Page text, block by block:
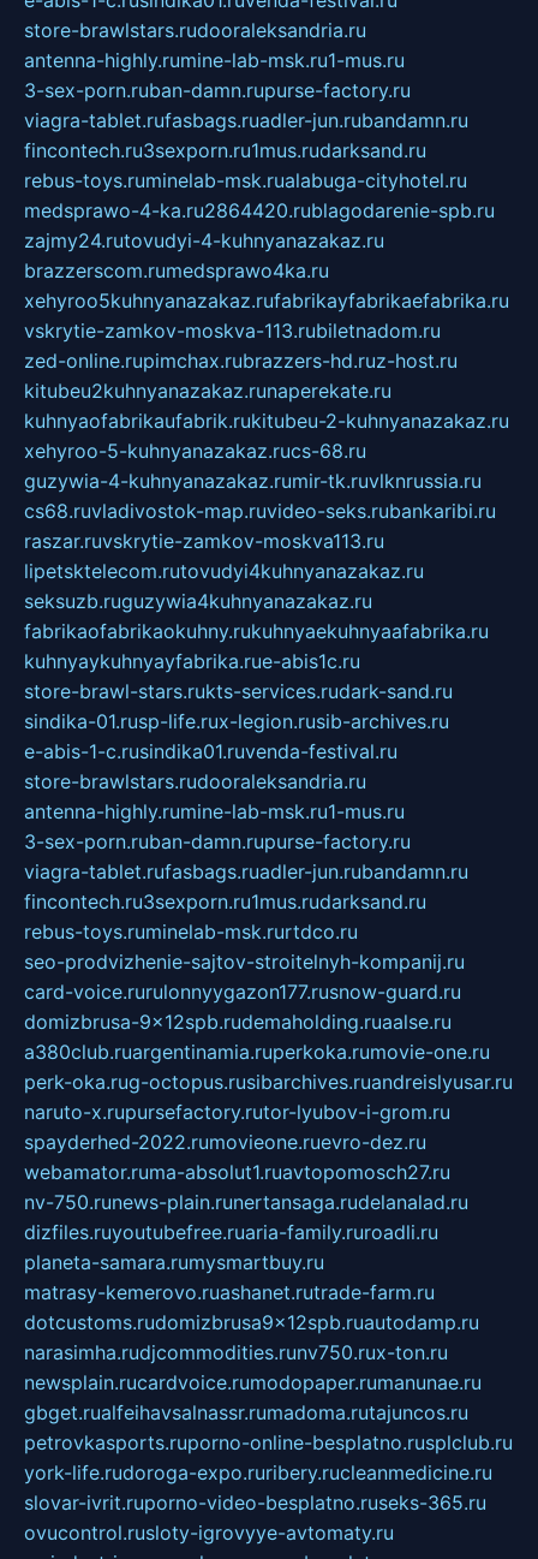
store-brawlstars.rudooraleksandria.ru
antenna-highly.rumine-lab-msk.ru1-mus.ru
3-sex-porn.ruban-damn.rupurse-factory.ru
viagra-tablet.rufasbags.ruadler-jun.rubandamn.ru
fincontech.ru3sexporn.ru1mus.rudarksand.ru
rebus-toys.ruminelab-msk.rualabuga-cityhotel.ru
medsprawo-4-ka.ru2864420.rublagodarenie-spb.ru
zajmy24.rutovudyi-4-kuhnyanazakaz.ru
brazzerscom.rumedsprawo4ka.ru
xehyroo5kuhnyanazakaz.rufabrikayfabrikaefabrika.ru
vskrytie-zamkov-moskva-113.rubiletnadom.ru
zed-online.rupimchax.rubrazzers-hd.ruz-host.ru
kitubeu2kuhnyanazakaz.runaperekate.ru
kuhnyaofabrikaufabrik.rukitubeu-2-kuhnyanazakaz.ru
xehyroo-5-kuhnyanazakaz.rucs-68.ru
guzywia-4-kuhnyanazakaz.rumir-tk.ruvlknrussia.ru
cs68.ruvladivostok-map.ruvideo-seks.rubankaribi.ru
raszar.ruvskrytie-zamkov-moskva113.ru
lipetsktelecom.rutovudyi4kuhnyanazakaz.ru
seksuzb.ruguzywia4kuhnyanazakaz.ru
fabrikaofabrikaokuhny.rukuhnyaekuhnyaafabrika.ru
kuhnyaykuhnyayfabrika.rue-abis1c.ru
store-brawl-stars.rukts-services.rudark-sand.ru
sindika-01.rusp-life.rux-legion.rusib-archives.ru
e-abis-1-c.rusindika01.ruvenda-festival.ru
store-brawlstars.rudooraleksandria.ru
antenna-highly.rumine-lab-msk.ru1-mus.ru
3-sex-porn.ruban-damn.rupurse-factory.ru
viagra-tablet.rufasbags.ruadler-jun.rubandamn.ru
fincontech.ru3sexporn.ru1mus.rudarksand.ru
rebus-toys.ruminelab-msk.rurtdco.ru
seo-prodvizhenie-sajtov-stroitelnyh-kompanij.ru
card-voice.rurulonnyygazon177.rusnow-guard.ru
domizbrusa-9x12spb.rudemaholding.ruaalse.ru
a380club.ruargentinamia.ruperkoka.rumovie-one.ru
perk-oka.rug-octopus.rusibarchives.ruandreislyusar.ru
naruto-x.rupursefactory.rutor-lyubov-i-grom.ru
spayderhed-2022.rumovieone.ruevro-dez.ru
webamator.ruma-absolut1.ruavtopomosch27.ru
nv-750.runews-plain.runertansaga.rudelanalad.ru
dizfiles.ruyoutubefree.ruaria-family.ruroadli.ru
planeta-samara.rumysmartbuy.ru
matrasy-kemerovo.ruashanet.rutrade-farm.ru
dotcustoms.rudomizbrusa9x12spb.ruautodamp.ru
narasimha.rudjcommodities.runv750.rux-ton.ru
newsplain.rucardvoice.rumodopaper.rumanunae.ru
gbget.rualfeihavsalnassr.rumadoma.rutajuncos.ru
petrovkasports.ruporno-online-besplatno.rusplclub.ru
york-life.rudoroga-expo.ruribery.rucleanmedicine.ru
slovar-ivrit.ruporno-video-besplatno.ruseks-365.ru
ovucontrol.rusloty-igrovyye-avtomaty.ru